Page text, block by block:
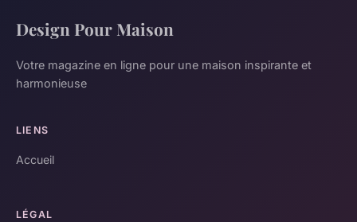
Design Pour Maison
Votre magazine en ligne pour une maison inspirante et
harmonieuse
LIENS
Accueil
LÉGAL